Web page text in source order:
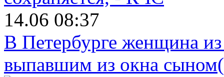
14.06 08:37
В Петербурге женщина
выпавшим из окна сыном